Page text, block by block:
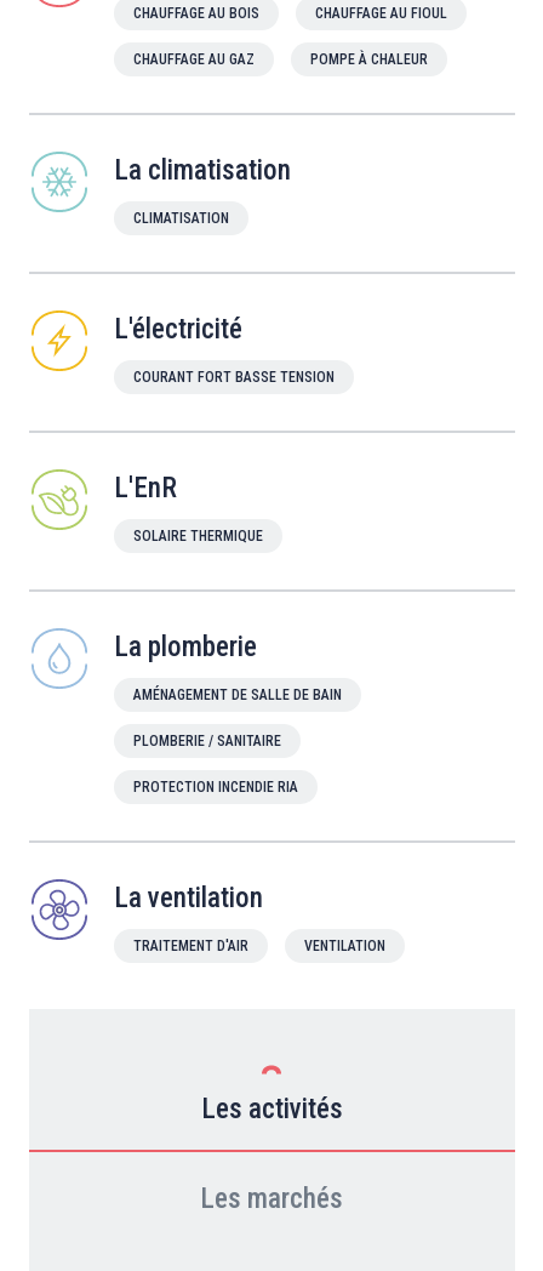
CHAUFFAGE AU BOIS CHAUFFAGE AU FIOUL
CHAUFFAGE AU GAZ POMPE À CHALEUR
La climatisation
CLIMATISATION
L'électricité
COURANT FORT BASSE TENSION
L'EnR
SOLAIRE THERMIQUE
La plomberie
AMÉNAGEMENT DE SALLE DE BAIN
PLOMBERIE / SANITAIRE
PROTECTION INCENDIE RIA
La ventilation
TRAITEMENT D'AIR VENTILATION
Les activités
Les marchés